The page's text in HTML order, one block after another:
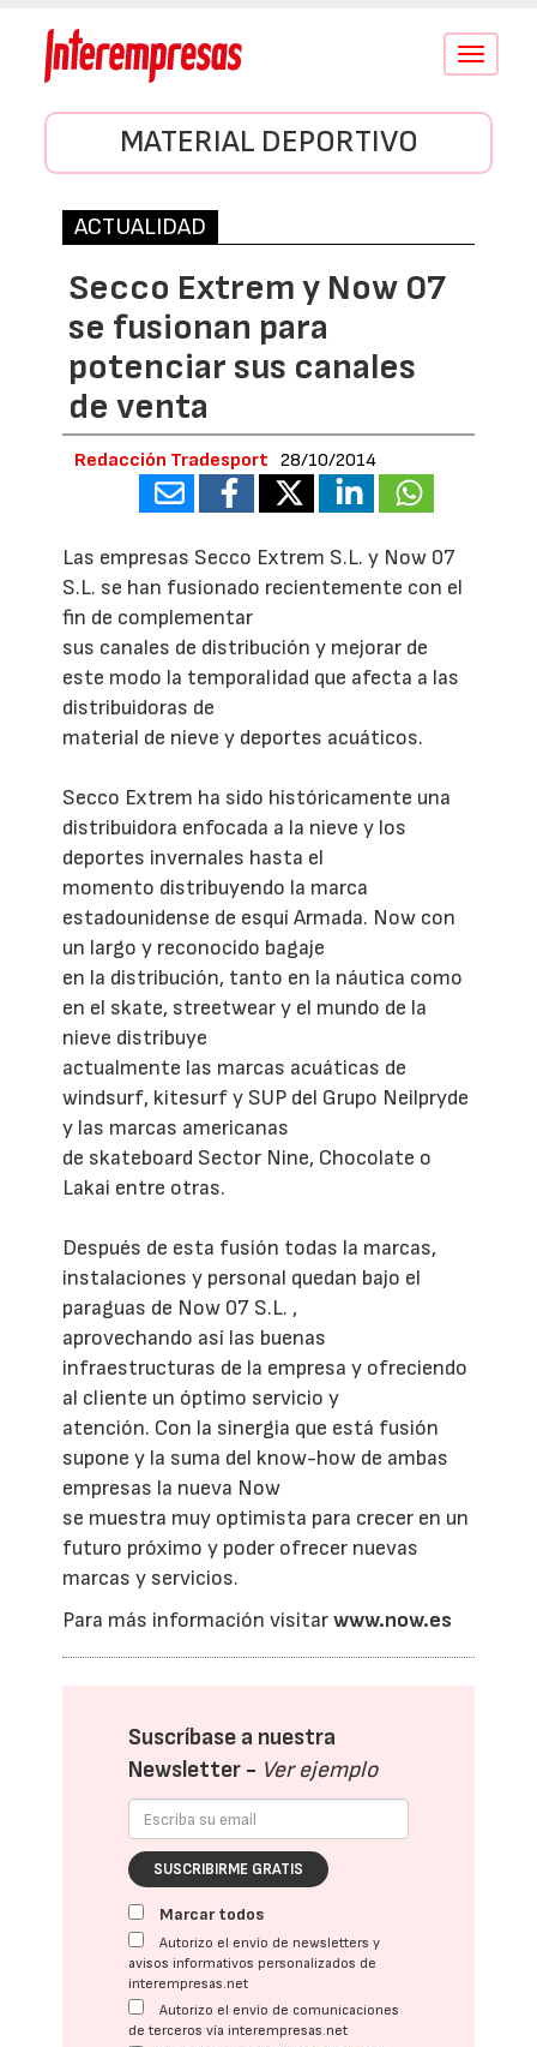
Conmutar
MATERIAL DEPORTIVO
ACTUALIDAD
Secco Extrem y Now 07
se fusionan para
potenciar sus canales
de venta
Redacción Tradesport 28/10/2014
Las empresas Secco Extrem S.L. y Now 07
S.L. se han fusionado recientemente con el
fin de complementar
sus canales de distribución y mejorar de
este modo la temporalidad que afecta a las
distribuidoras de
material de nieve y deportes acuáticos.
Secco Extrem ha sido históricamente una
distribuidora enfocada a la nieve y los
deportes invernales hasta el
momento distribuyendo la marca
estadounidense de esquí Armada. Now con
un largo y reconocido bagaje
en la distribución, tanto en la náutica como
en el skate, streetwear y el mundo de la
nieve distribuye
actualmente las marcas acuáticas de
windsurf, kitesurf y SUP del Grupo Neilpryde
y las marcas americanas
de skateboard Sector Nine, Chocolate o
Lakai entre otras.
Después de esta fusión todas la marcas,
instalaciones y personal quedan bajo el
paraguas de Now 07 S.L. ,
aprovechando así las buenas
infraestructuras de la empresa y ofreciendo
al cliente un óptimo servicio y
atención. Con la sinergia que está fusión
supone y la suma del know-how de ambas
empresas la nueva Now
se muestra muy optimista para crecer en un
futuro próximo y poder ofrecer nuevas
marcas y servicios.
Para más información visitarwww.now.es
Suscríbase a nuestra
Newsletter - Ver ejemplo
SUSCRIBIRME GRATIS
Marcar todos
Autorizo el envío de newsletters y
avisos informativos personalizados de
interempresas.net
Autorizo el envío de comunicaciones
de terceros vía interempresas.net